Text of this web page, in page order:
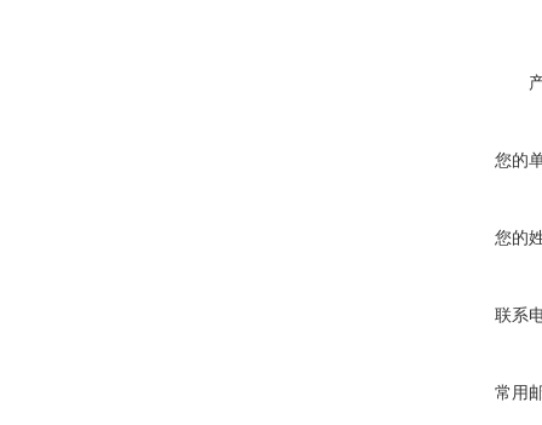
您的
您的
联系
常用